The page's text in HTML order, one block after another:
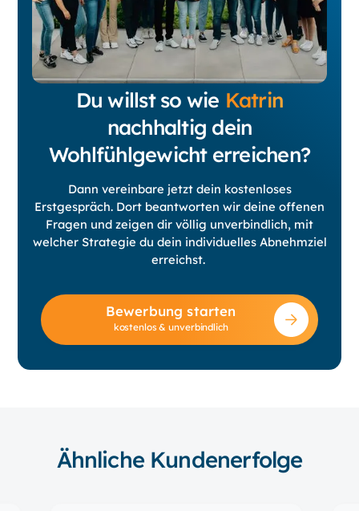
Du willst so wie Katrin
nachhaltig dein
Wohlfühlgewicht erreichen?
Dann vereinbare jetzt dein kostenloses
Erstgespräch. Dort beantworten wir deine offenen
Fragen und zeigen dir völlig unverbindlich, mit
welcher Strategie du dein individuelles Abnehmziel
erreichst.
Bewerbung starten
kostenlos & unverbindlich
Ähnliche Kundenerfolge